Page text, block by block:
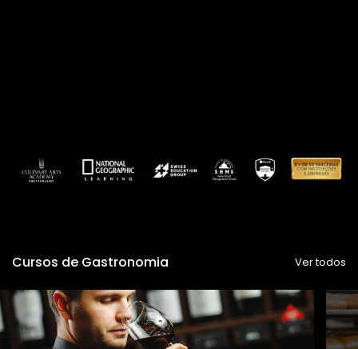
Cursos de Gastronomia Ver todos